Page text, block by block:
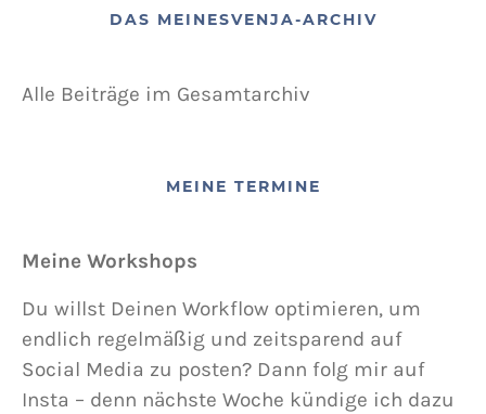
DAS MEINESVENJA-ARCHIV
Alle Beiträge im Gesamtarchiv
MEINE TERMINE
Meine Workshops
Du willst Deinen Workflow optimieren, um
endlich regelmäßig und zeitsparend auf
Social Media zu posten? Dann folg mir auf
Insta – denn nächste Woche kündige ich dazu